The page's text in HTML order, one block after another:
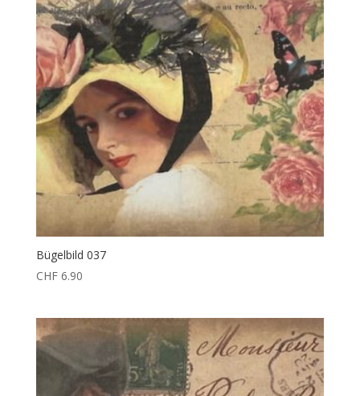
Bügelbild 037
CHF6.90